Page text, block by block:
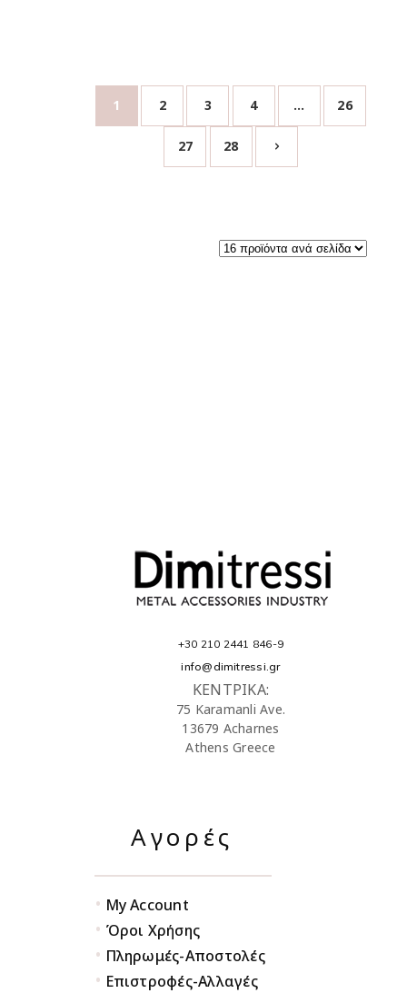
1 2 3 4 … 26
27 28
+30 210 2441 846-9
info@dimitressi.gr
ΚΕΝΤΡΙΚΑ:
75 Karamanli Ave.
13679 Acharnes
Athens Greece
Αγορές
• My Account
• Όροι Χρήσης
• Πληρωμές-Αποστολές
• Επιστροφές-Αλλαγές